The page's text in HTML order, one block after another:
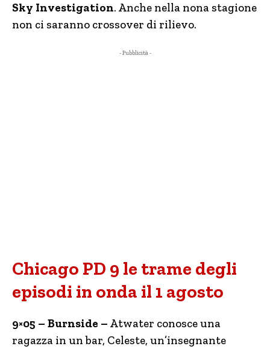
Sky Investigation. Anche nella nona stagione
non ci saranno crossover di rilievo.
- Pubblicità -
Chicago PD 9 le trame degli
episodi in onda il 1 agosto
9×05 – Burnside – Atwater conosce una
ragazza in un bar, Celeste, un’insegnante